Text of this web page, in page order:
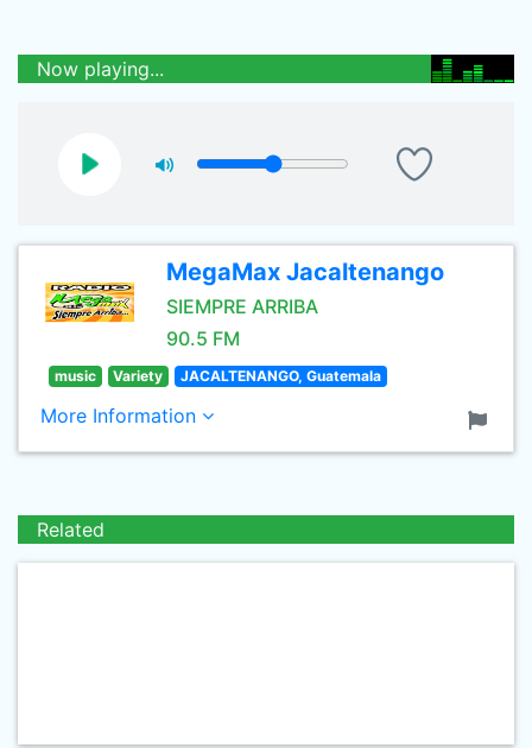
Now playing...
MegaMax Jacaltenango
SIEMPRE ARRIBA
90.5 FM
music Variety JACALTENANGO, Guatemala
More Information
Related